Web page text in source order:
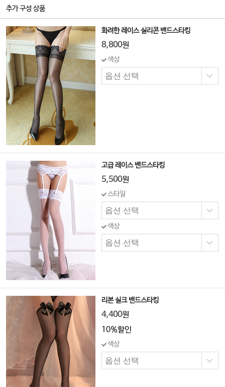
추가 구성 상품
화려한 레이스 실리콘 밴드스타킹
8,800원
색상
고급 레이스 밴드스타킹
5,500원
스타일
색상
리본 실크 밴드스타킹
4,400원
10%할인
색상